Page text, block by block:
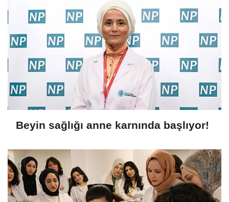
Beyin sağlığı anne karnında başlıyor!